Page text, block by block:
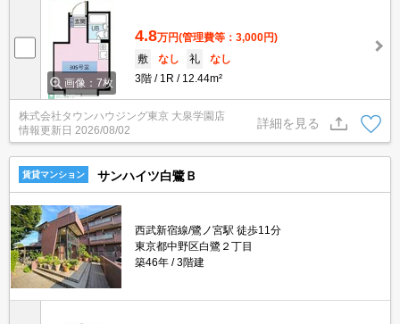
画像：7枚
4.8万円(管理費等：3,000円)
敷
なし 礼
なし
3階
1R 12.44m²
株式会社タウンハウジング東京 大泉学園店
情報更新日 2026/08/02
詳細を見る
賃貸マンション サンハイツ白鷺Ｂ
西武新宿線/鷺ノ宮駅 徒歩11分
東京都中野区白鷺２丁目
築46年
3階建